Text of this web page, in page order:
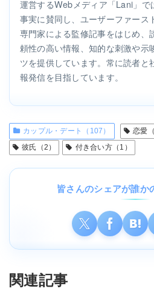
運営するWebメディア「Lani」
事実に賛同し、ユーザーファース
専門家による監修記事をはじめ、
頼性の高い情報、知的な刺激や示
ツを提供しています。常に読者と
報発信を目指しています。
カップル・デート（107） 恋愛（
彼氏（2）
付き合い方（1）
皆さんのシェアが誰か
関連記事